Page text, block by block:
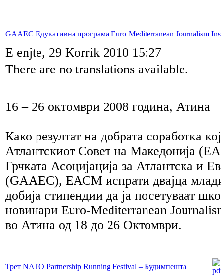
GAAEC Едукативна програма Euro-Mediterranean Journalism
E enjte, 29 Korrik 2010 15:27
There are no translations available.
16 – 26 октомври 2008 година, Атина
Како резултат на добрата соработка
Атлантскиот Совет на Македонија
Грчката Асоцијација за Атлантска и
(GAAEC), ЕАСМ испрати двајца
добија стипендии да ја посетуваат
новинари Euro-Mediterranean
во Атина од 18 до 26 Октомври.
Трет NATO Partnership Running Festival – Будимпешта